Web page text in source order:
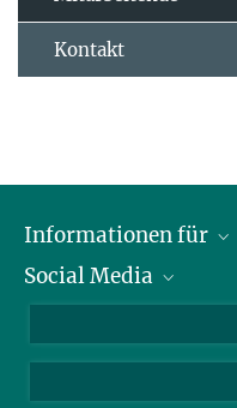
Kontakt
Informationen für
Bewerbende
Journalist:innen
Social Media
Bluesky
YouTube